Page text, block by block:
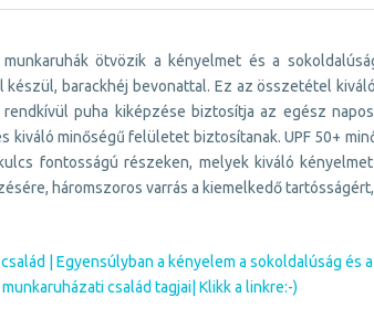
ötvözik a kényelmet és a
barackhéj bevonattal. Ez az összetétel
puha kiképzése biztosítja az egész
kiváló minőségű felületet biztosítanak. UPF 50+
fontosságú részeken, melyek kiváló
háromszoros varrás a kiemelkedő
| Egyensúlyban a kényelem a sokoldalúság és
család tagjai| Klikk a linkre:-)